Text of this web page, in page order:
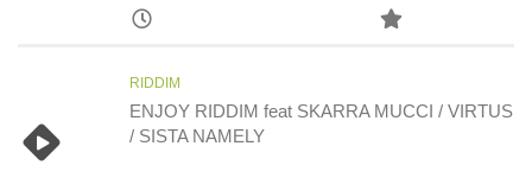
RIDDIM
ENJOY RIDDIM feat SKARRA MUCCI / VIRTUS
/ SISTA NAMELY